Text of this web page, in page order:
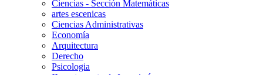
Ciencias - Sección Matemáticas
artes escenicas
Ciencias Administrativas
Economía
Arquitectura
Derecho
Psicologia